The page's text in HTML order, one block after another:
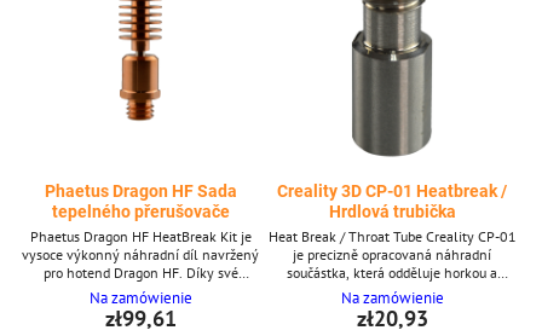
Phaetus Dragon HF Sada
tepelného přerušovače
Phaetus Dragon HF HeatBreak Kit je
vysoce výkonný náhradní díl navržený
pro hotend Dragon HF. Díky své
pokročilé bi-metalické konstrukci
poskytuje vynikající tepelnou izolaci
mezi topnou a chladicí zónou, což
Na zamówienie
zł99,61
Creality 3D CP-01 Heatbreak /
Hrdlová trubička
Heat Break / Throat Tube Creality CP-01
je precizně opracovaná náhradní
součástka, která odděluje horkou a
studenou zónu v hotendu, čímž pomáhá
udržovat stabilní extruzi a snižovat
Na zamówienie
zł20,93